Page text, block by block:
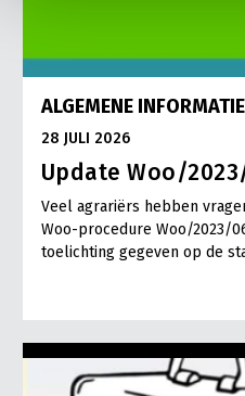
ALGEMENE INFORMATIE
28 JULI 2026
Update Woo/
Veel agrariërs hebben
Woo-procedure Woo/2023/
toelichting gegeven op de